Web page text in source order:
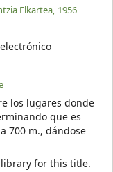
Elkartea, 1956
electrónico
los lugares donde
que es
700 m., dándose
for this title.